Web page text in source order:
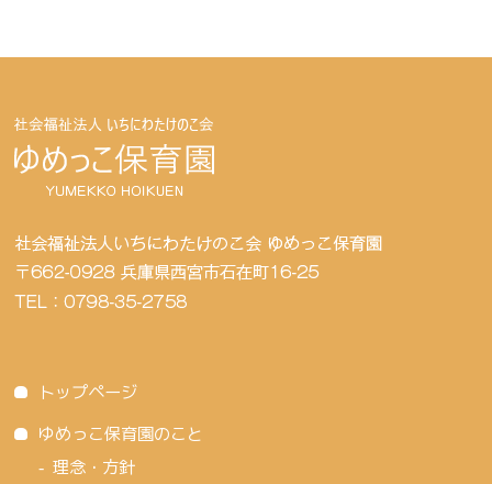
トップページ
ゆめっこ保育園のこと
理念・方針